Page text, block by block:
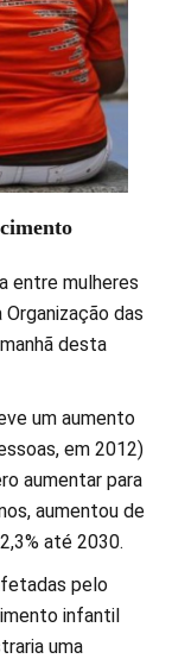
entre mulheres
das
desta
um aumento
em 2012)
aumentar para
aumentou de
até 2030.
pelo
infantil
uma